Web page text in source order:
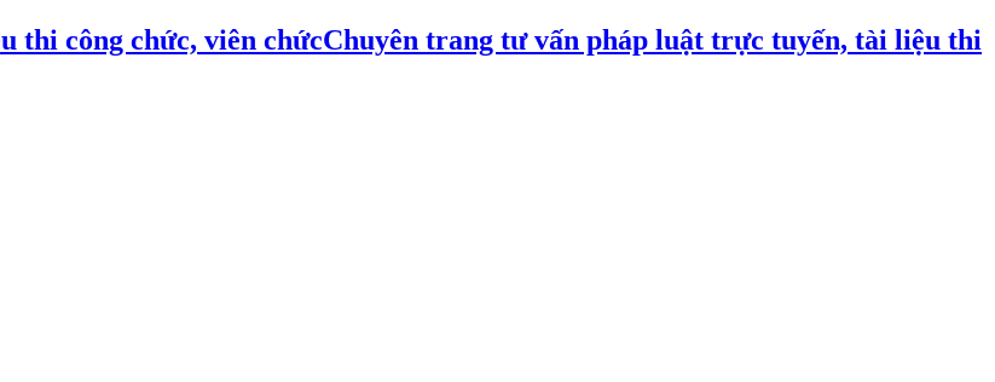
Chuyên trang tư vấn pháp luật trực tuyến, tài liệu thi